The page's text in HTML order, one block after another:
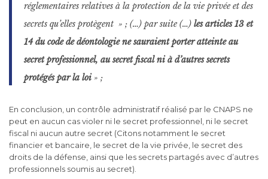
réglementaires relatives à la protection de la vie privée et des
secrets qu’elles protègent » ; (…) par suite (…) les articles 13 et
14 du code de déontologie ne sauraient porter atteinte au
secret professionnel, au secret fiscal ni à d’autres secrets
protégés par la loi » ;
En conclusion, un contrôle administratif réalisé par le CNAPS ne
peut en aucun cas violer ni le secret professionnel, ni le secret
fiscal ni aucun autre secret (Citons notamment le secret
financier et bancaire, le secret de la vie privée, le secret des
droits de la défense, ainsi que les secrets partagés avec d’autres
professionnels soumis au secret).